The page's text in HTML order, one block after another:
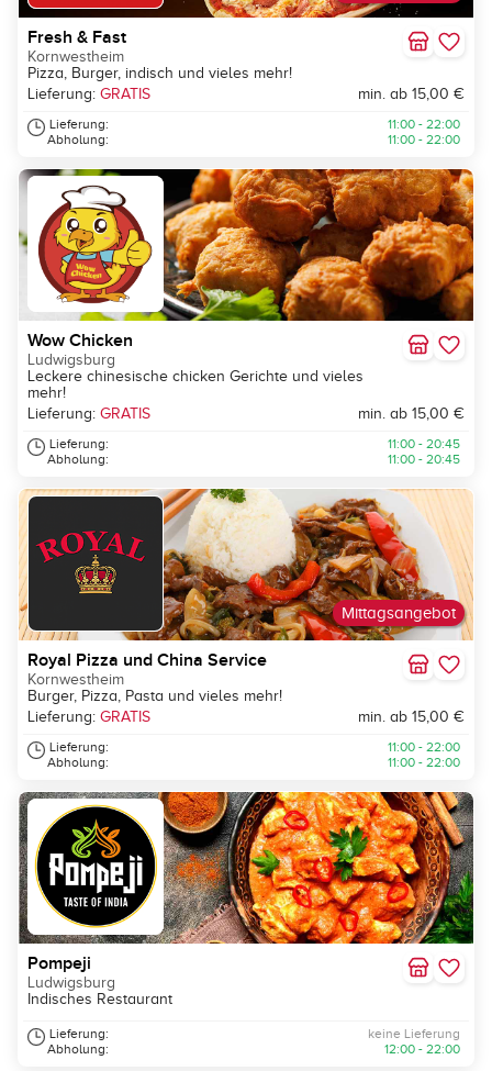
Fresh & Fast
Kornwestheim
Pizza, Burger, indisch und vieles mehr!
Lieferung: GRATIS min. ab 15,00 €
Lieferung:
Abholung:
11:00 - 22:00
11:00 - 22:00
Wow Chicken
Ludwigsburg
Leckere chinesische chicken Gerichte und vieles
mehr!
Lieferung: GRATIS min. ab 15,00 €
Lieferung:
Abholung:
11:00 - 20:45
11:00 - 20:45
Mittagsangebot
Royal Pizza und China Service
Kornwestheim
Burger, Pizza, Pasta und vieles mehr!
Lieferung: GRATIS min. ab 15,00 €
Lieferung:
Abholung:
11:00 - 22:00
11:00 - 22:00
Pompeji
Ludwigsburg
Indisches Restaurant
Lieferung:
Abholung:
keine Lieferung
12:00 - 22:00